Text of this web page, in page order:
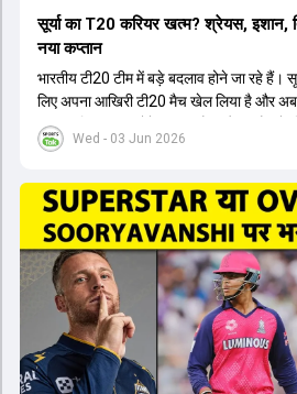
Wed - 03 Jun 2026
सूर्या का T20 करियर खत्म? श्रेयस,
नया कप्तान
भारतीय टी20 टीम में बड़े बदलाव होने जा रहे हैं।
लिए अपना आखिरी टी20 मैच खेल लिया है और अब
टीम का हिस्सा नहीं होंगे। आयरलैंड और इंग्लैंड के
लिए नए कप्तान की तलाश जारी है। इस रेस में
पटेल इस रेस में काफी पीछे हैं, जबकि संजू सैमसन
दौड़ से बाहर हैं। आगामी सीरीज के लिए वैभव
टीम में शामिल किया जाएगा, जबकि अभिषेक
होंगे। इसके अलावा नीतीश रेड्डी को बतौर
अगरकर की अगुवाई वाली चयन समिति और कोच
कप और 2028 ओलंपिक के लिए लंबी अवधि का